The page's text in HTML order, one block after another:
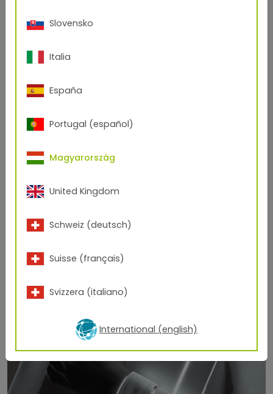
Slovensko
Italia
España
Portugal (español)
Magyarország
United Kingdom
Schweiz (deutsch)
Suisse (français)
Svizzera (italiano)
International (english)